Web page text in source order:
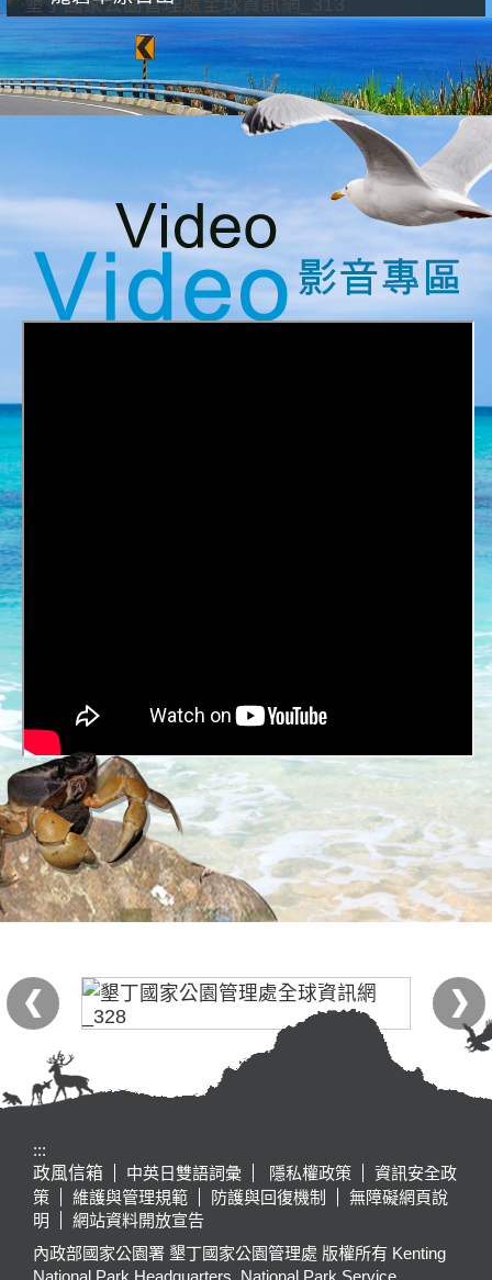
:::
政風信箱
中英日雙語詞彙 隱私權政策
資訊安全政
策
維護與管理規範 防護與回復機制
無障礙網頁說
明
網站資料開放宣告
內政部國家公園署 墾丁國家公園管理處 版權所有 Kenting
National Park Headquarters, National Park Service,